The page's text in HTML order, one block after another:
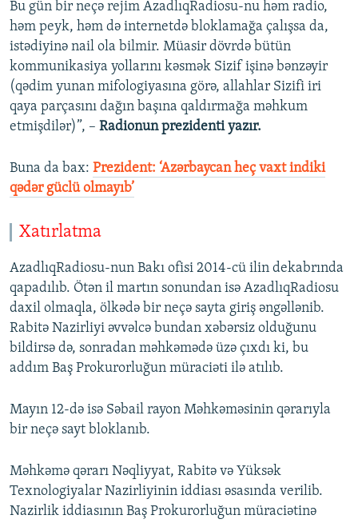
Bu gün bir neçə rejim AzadlıqRadiosu-nu həm radio,
həm peyk, həm də internetdə bloklamağa çalışsa da,
istədiyinə nail ola bilmir. Müasir dövrdə bütün
kommunikasiya yollarını kəsmək Sizif işinə bənzəyir
(qədim yunan mifologiyasına görə, allahlar Sizifi iri
qaya parçasını dağın başına qaldırmağa məhkum
etmişdilər)”, – Radionun prezidenti yazır.
Buna da bax: Prezident: ‘Azərbaycan heç vaxt indiki
qədər güclü olmayıb’
Xatırlatma
AzadlıqRadiosu-nun Bakı ofisi 2014-cü ilin dekabrında
qapadılıb. Ötən il martın sonundan isə AzadlıqRadiosu
daxil olmaqla, ölkədə bir neçə sayta giriş əngəllənib.
Rabitə Nazirliyi əvvəlcə bundan xəbərsiz olduğunu
bildirsə də, sonradan məhkəmədə üzə çıxdı ki, bu
addım Baş Prokurorluğun müraciəti ilə atılıb.
Mayın 12-də isə Səbail rayon Məhkəməsinin qərarıyla
bir neçə sayt bloklanıb.
Məhkəmə qərarı Nəqliyyat, Rabitə və Yüksək
Texnologiyalar Nazirliyinin iddiası əsasında verilib.
Nazirlik iddiasının Baş Prokurorluğun müraciətinə